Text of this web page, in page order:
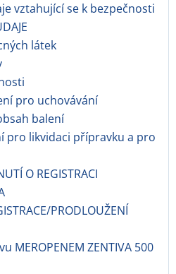
vztahující se k bezpečnosti
látek
pro uchovávání
balení
pro likvidaci přípravku a pro
O REGISTRACI
PRODLOUŽENÍ
MEROPENEM ZENTIVA 500